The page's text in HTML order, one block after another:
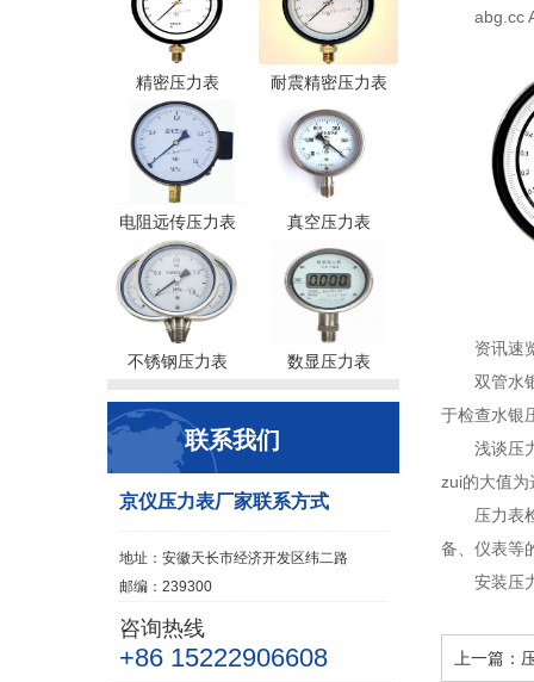
精密压力表 耐震精密压力表
电阻远传压力表 真空压力表
不锈钢压力表 数显压力表
联系我们
京仪压力表厂家联系方式
地址：安徽天长市经济开发区纬二路
邮编：239300
咨询热线
+86 15222906608
abg.cc
资讯速
双管水
于检查水银
浅谈压
zui的大值
压力表
备、仪表等
安装压
上一篇：